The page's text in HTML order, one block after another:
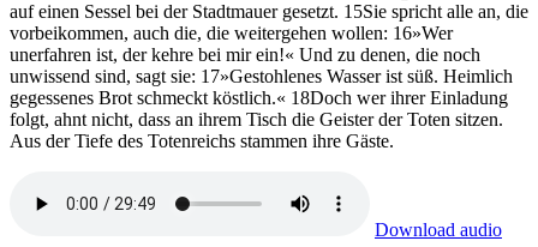
auf einen Sessel bei der Stadtmauer gesetzt. 15Sie spricht alle an, die
vorbeikommen, auch die, die weitergehen wollen: 16»Wer
unerfahren ist, der kehre bei mir ein!« Und zu denen, die noch
unwissend sind, sagt sie: 17»Gestohlenes Wasser ist süß. Heimlich
gegessenes Brot schmeckt köstlich.« 18Doch wer ihrer Einladung
folgt, ahnt nicht, dass an ihrem Tisch die Geister der Toten sitzen.
Aus der Tiefe des Totenreichs stammen ihre Gäste.
Download audio